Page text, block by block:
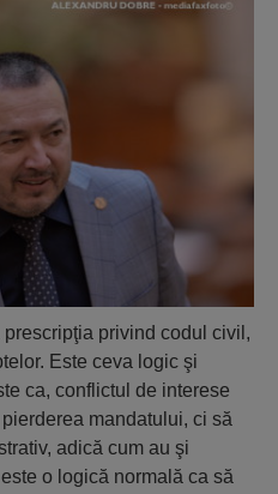
privind codul civil,
Este ceva logic şi
ca, conflictul de interese
mandatului, ci să
adică cum au şi
o logică normală ca să